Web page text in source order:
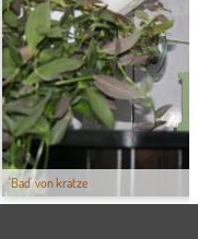
'Bad' von kratze